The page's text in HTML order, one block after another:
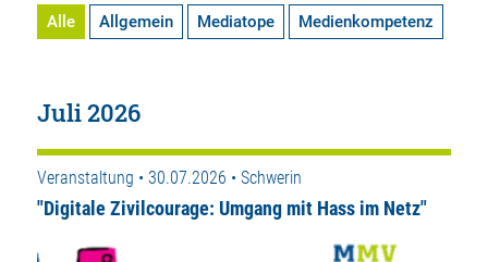
Alle Allgemein Mediatope Medienkompetenz
Juli 2026
Veranstaltung • 30.07.2026 • Schwerin
"Digitale Zivilcourage: Umgang mit Hass im Netz"